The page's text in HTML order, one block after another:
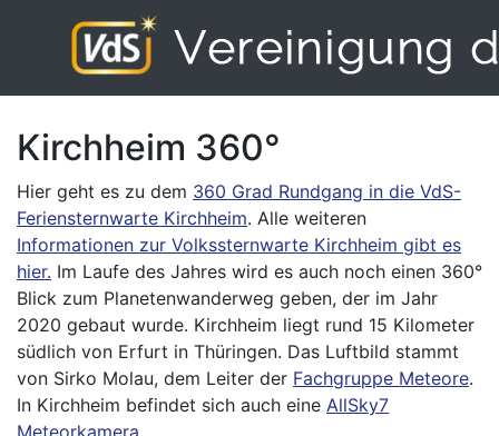
Kirchheim 360°
Hier geht es zu dem 360 Grad Rundgang in die VdS-
Feriensternwarte Kirchheim. Alle weiteren
Informationen zur Volkssternwarte Kirchheim gibt es
hier. Im Laufe des Jahres wird es auch noch einen 360°
Blick zum Planetenwanderweg geben, der im Jahr
2020 gebaut wurde. Kirchheim liegt rund 15 Kilometer
südlich von Erfurt in Thüringen. Das Luftbild stammt
von Sirko Molau, dem Leiter der Fachgruppe Meteore.
In Kirchheim befindet sich auch eine AllSky7
Meteorkamera.